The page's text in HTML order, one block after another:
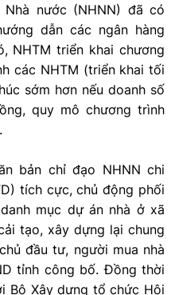
nước (NHNN) đã có
dẫn các ngân hàng
NHTM triển khai chương
các NHTM (triển khai tối
sớm hơn nếu doanh số
quy mô chương trình
bản chỉ đạo NHNN chi
tích cực, chủ động phối
mục dự án nhà ở xã
tạo, xây dựng lại chung
đầu tư, người mua nhà
tỉnh công bố. Đồng thời
Bộ Xây dựng tổ chức Hội